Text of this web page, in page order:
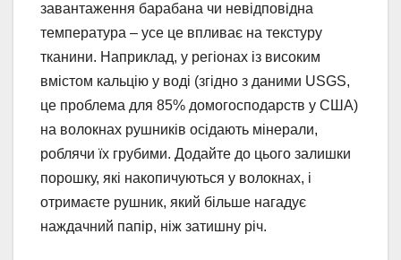
завантаження барабана чи невідповідна
температура – усе це впливає на текстуру
тканини. Наприклад, у регіонах із високим
вмістом кальцію у воді (згідно з даними USGS,
це проблема для 85% домогосподарств у США)
на волокнах рушників осідають мінерали,
роблячи їх грубими. Додайте до цього залишки
порошку, які накопичуються у волокнах, і
отримаєте рушник, який більше нагадує
наждачний папір, ніж затишну річ.